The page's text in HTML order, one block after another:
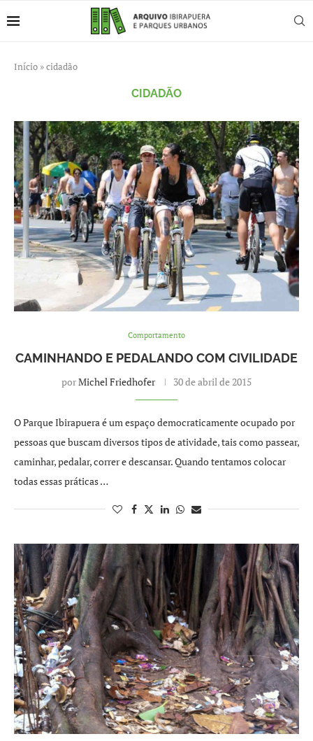
Início »cidadão
CIDADÃO
Comportamento
CAMINHANDO E PEDALANDO COM CIVILIDADE
porMichel Friedhofer 30 de abril de 2015
O Parque Ibirapuera é um espaço democraticamente ocupado por
pessoas que buscam diversos tipos de atividade, tais como passear,
caminhar, pedalar, correr e descansar. Quando tentamos colocar
todas essas práticas …